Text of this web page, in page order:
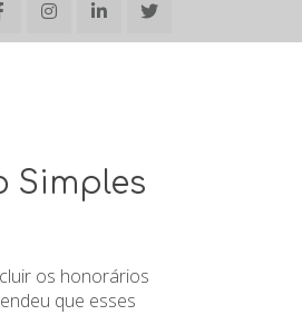
Simples
os honorários
que esses